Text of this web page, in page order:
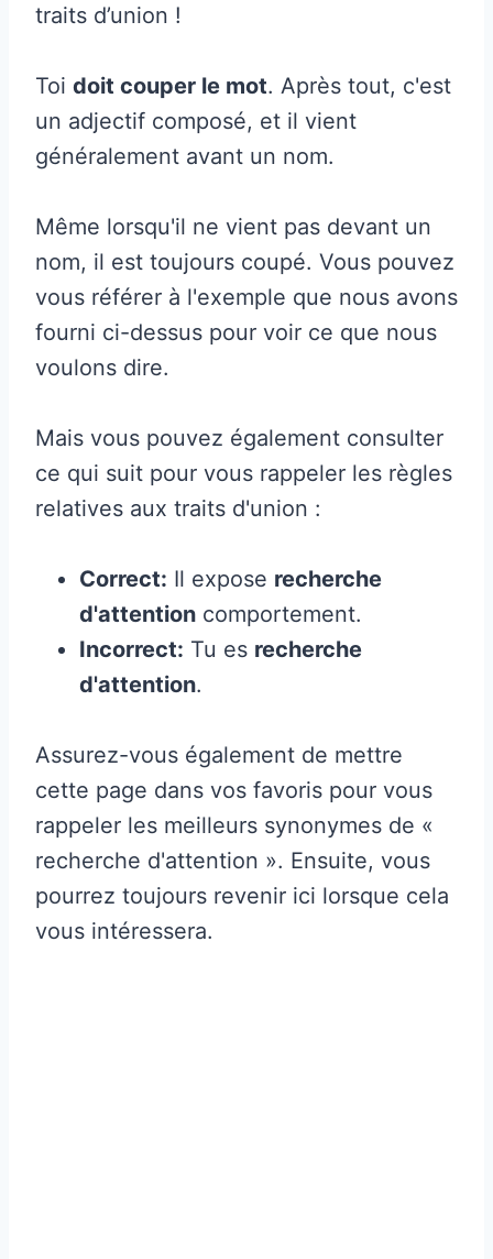
traits d’union !
Toi doit couper le mot. Après tout, c'est
un adjectif composé, et il vient
généralement avant un nom.
Même lorsqu'il ne vient pas devant un
nom, il est toujours coupé. Vous pouvez
vous référer à l'exemple que nous avons
fourni ci-dessus pour voir ce que nous
voulons dire.
Mais vous pouvez également consulter
ce qui suit pour vous rappeler les règles
relatives aux traits d'union :
Correct: Il expose recherche
d'attention comportement.
Incorrect: Tu es recherche
d'attention.
Assurez-vous également de mettre
cette page dans vos favoris pour vous
rappeler les meilleurs synonymes de «
recherche d'attention ». Ensuite, vous
pourrez toujours revenir ici lorsque cela
vous intéressera.